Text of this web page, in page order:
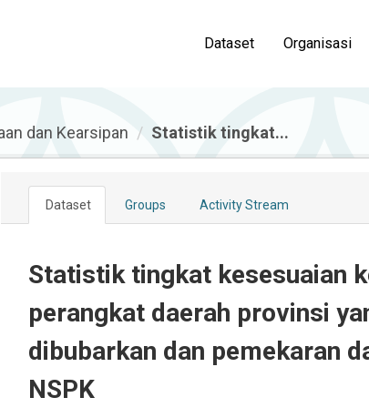
Dataset Organisasi
dan Kearsipan Statistik tingkat...
Dataset Groups Activity Stream
Statistik tingkat kesesuaian
perangkat daerah provinsi
dibubarkan dan pemekaran
NSPK